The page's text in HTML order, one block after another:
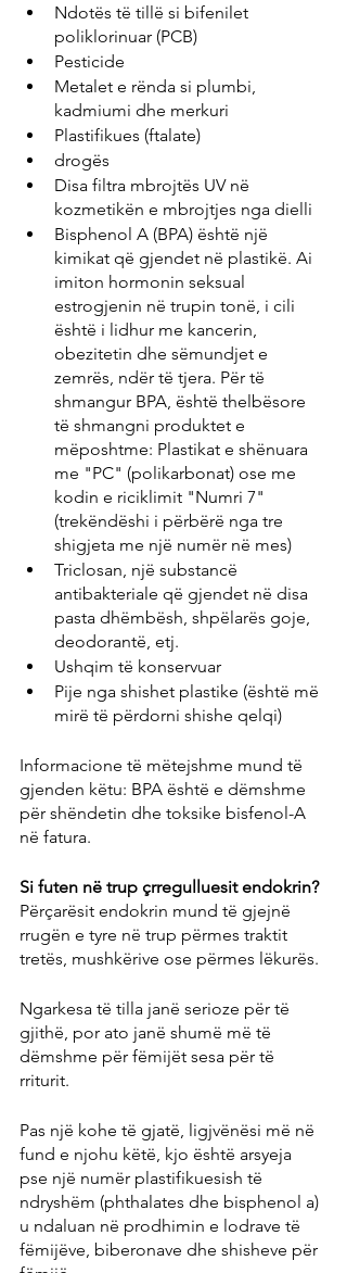
Ndotës të tillë si bifenilet
poliklorinuar (PCB)
Pesticide
Metalet e rënda si plumbi,
kadmiumi dhe merkuri
Plastifikues (ftalate)
drogës
Disa filtra mbrojtës UV në
kozmetikën e mbrojtjes nga dielli
Bisphenol A (BPA) është një
kimikat që gjendet në plastikë. Ai
imiton hormonin seksual
estrogjenin në trupin tonë, i cili
është i lidhur me kancerin,
obezitetin dhe sëmundjet e
zemrës, ndër të tjera. Për të
shmangur BPA, është thelbësore
të shmangni produktet e
mëposhtme: Plastikat e shënuara
me "PC" (polikarbonat) ose me
kodin e riciklimit "Numri 7"
(trekëndëshi i përbërë nga tre
shigjeta me një numër në mes)
Triclosan, një substancë
antibakteriale që gjendet në disa
pasta dhëmbësh, shpëlarës goje,
deodorantë, etj.
Ushqim të konservuar
Pije nga shishet plastike (është më
mirë të përdorni shishe qelqi)
Informacione të mëtejshme mund të
gjenden këtu: BPA është e dëmshme
për shëndetin dhe toksike bisfenol-A
në fatura.
Si futen në trup çrregulluesit endokrin?
Përçarësit endokrin mund të gjejnë
rrugën e tyre në trup përmes traktit
tretës, mushkërive ose përmes lëkurës.
Ngarkesa të tilla janë serioze për të
gjithë, por ato janë shumë më të
dëmshme për fëmijët sesa për të
rriturit.
Pas një kohe të gjatë, ligjvënësi më në
fund e njohu këtë, kjo është arsyeja
pse një numër plastifikuesish të
ndryshëm (phthalates dhe bisphenol a)
u ndaluan në prodhimin e lodrave të
fëmijëve, biberonave dhe shisheve për